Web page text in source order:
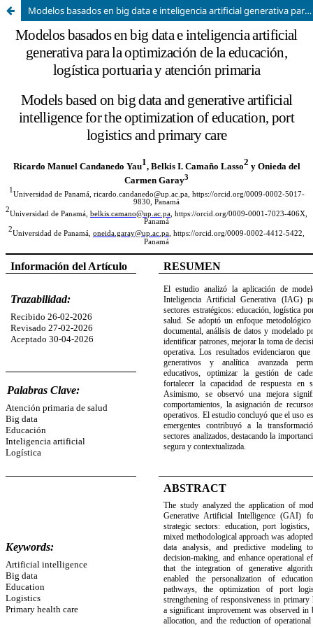
Modelos basados en big data e inteligencia artificial generativa para la optimización de la educación, logística portuaria y atención primaria